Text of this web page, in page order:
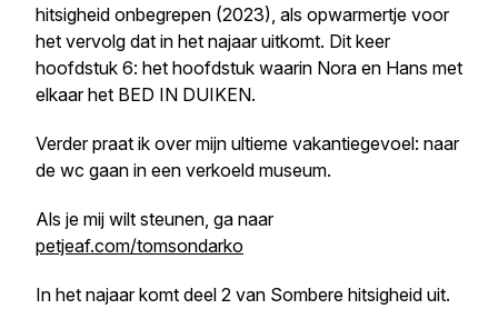
hitsigheid onbegrepen (2023), als opwarmertje voor
het vervolg dat in het najaar uitkomt. Dit keer
hoofdstuk 6: het hoofdstuk waarin Nora en Hans met
elkaar het BED IN DUIKEN.
Verder praat ik over mijn ultieme vakantiegevoel: naar
de wc gaan in een verkoeld museum.
Als je mij wilt steunen, ga naar
petjeaf.com/tomsondarko
In het najaar komt deel 2 van Sombere hitsigheid uit.